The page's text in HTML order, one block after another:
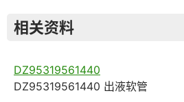
相关资料
DZ95319561440
DZ95319561440 出液软管